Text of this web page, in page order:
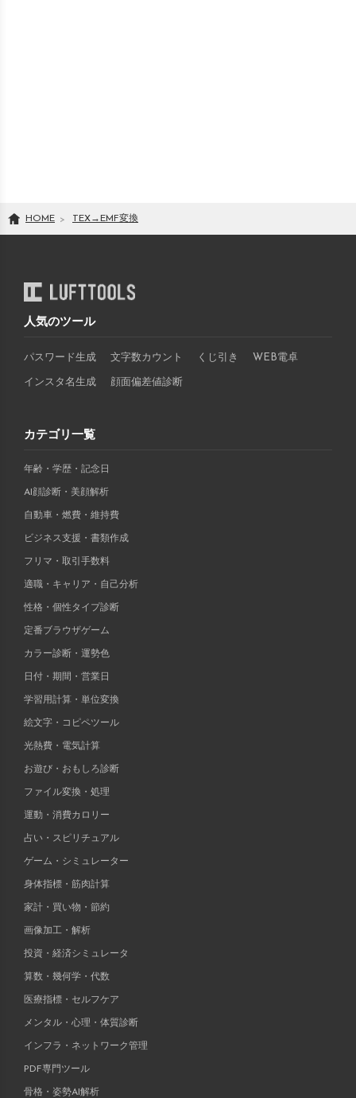
HOME TEX→ EMF変換
人気のツール
パスワード生成 文字数カウント くじ引き WEB電卓
インスタ名生成 顔面偏差値診断
カテゴリ一覧
年齢・学歴・記念日
AI顔診断・美顔解析
自動車・燃費・維持費
ビジネス支援・書類作成
フリマ・取引手数料
適職・キャリア・自己分析
性格・個性タイプ診断
定番ブラウザゲーム
カラー診断・運勢色
日付・期間・営業日
学習用計算・単位変換
絵文字・コピペツール
光熱費・電気計算
お遊び・おもしろ診断
ファイル変換・処理
運動・消費カロリー
占い・スピリチュアル
ゲーム・シミュレーター
身体指標・筋肉計算
家計・買い物・節約
画像加工・解析
投資・経済シミュレータ
算数・幾何学・代数
医療指標・セルフケア
メンタル・心理・体質診断
インフラ・ネットワーク管理
PDF専門ツール
骨格・姿勢AI解析